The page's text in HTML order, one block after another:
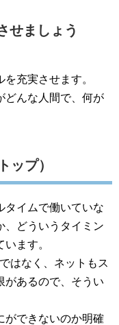
せましょう
充実させます。
どんな人間で、何が
ップ）
タイムで働いていな
、どういうタイミン
ます。
はなく、ネットもス
があるので、そうい
ができないのか明確